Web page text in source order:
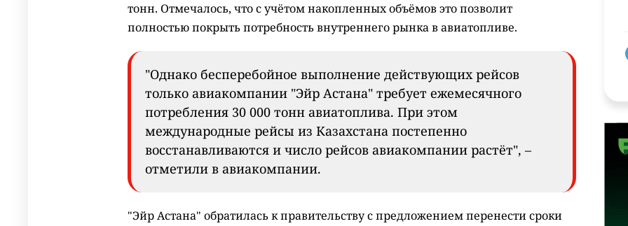
тонн. Отмечалось, что с учётом накопленных объёмов это позволит
полностью покрыть потребность внутреннего рынка в авиатопливе.
"Однако бесперебойное выполнение действующих рейсов
только авиакомпании "Эйр Астана" требует ежемесячного
потребления 30 000 тонн авиатоплива. При этом
международные рейсы из Казахстана постепенно
восстанавливаются и число рейсов авиакомпании растёт", –
отметили в авиакомпании.
"Эйр Астана" обратилась к правительству с предложением перенести сроки